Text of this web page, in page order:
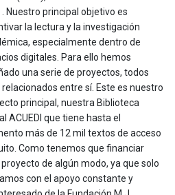
Nuestro principal objetivo es
la lectura y la investigación
especialmente dentro de
digitales. Para ello hemos
una serie de proyectos, todos
relacionados entre sí. Este es nuestro
principal, nuestra Biblioteca
ACUEDI que tiene hasta el
más de 12 mil textos de acceso
Como tenemos que financiar
de algún modo, ya que solo
con el apoyo constante y